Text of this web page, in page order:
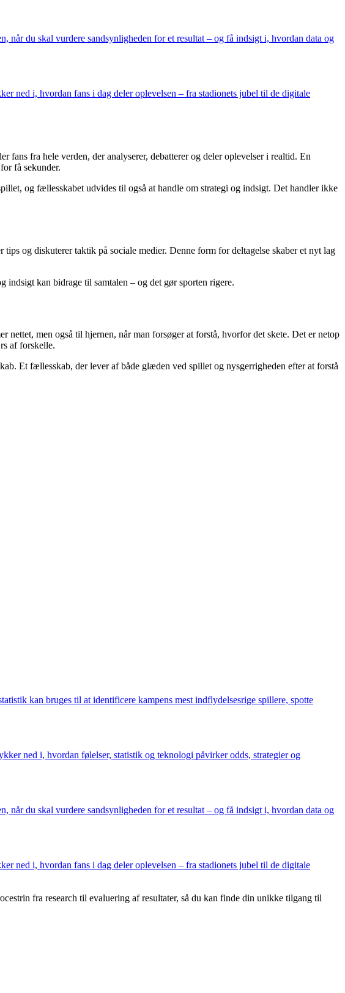
du skal vurdere sandsynligheden for et resultat – og få indsigt i, hvordan data og
ned i, hvordan fans i dag deler oplevelsen – fra stadionets jubel til de digitale
fans fra hele verden, der analyserer, debatterer og deler oplevelser i realtid. En
få sekunder.
og fællesskabet udvides til også at handle om strategi og indsigt. Det handler ikke
og diskuterer taktik på sociale medier. Denne form for deltagelse skaber et nyt lag
kan bidrage til samtalen – og det gør sporten rigere.
men også til hjernen, når man forsøger at forstå, hvorfor det skete. Det er netop
af forskelle.
Et fællesskab, der lever af både glæden ved spillet og nysgerrigheden efter at forstå
kan bruges til at identificere kampens mest indflydelsesrige spillere, spotte
ned i, hvordan følelser, statistik og teknologi påvirker odds, strategier og
du skal vurdere sandsynligheden for et resultat – og få indsigt i, hvordan data og
ned i, hvordan fans i dag deler oplevelsen – fra stadionets jubel til de digitale
fra research til evaluering af resultater, så du kan finde din unikke tilgang til